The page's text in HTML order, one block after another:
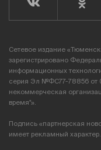
Сетевое издание
зарегистрировано
информационных
серия Эл №ФС77-78856 от
некоммерческая
время"».
Подпись «партнерская
имеет рекламный характер.